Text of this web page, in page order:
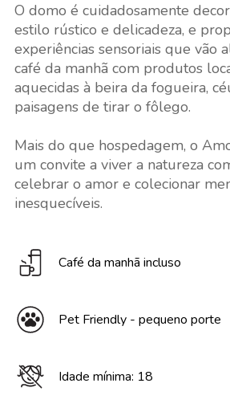
O domo é cuidadosamente
estilo rústico e delicadeza, e
experiências sensoriais que vão
café da manhã com produtos
aquecidas à beira da fogueira,
paisagens de tirar o fôlego.
Mais do que hospedagem, o
um convite a viver a natureza
celebrar o amor e colecionar
inesquecíveis.
Café da manhã incluso
Pet Friendly - pequeno porte
Idade mínima: 18